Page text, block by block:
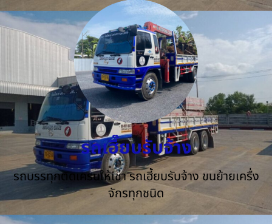
รถเฮี๊ยบรับจ้าง
รถบรรทุกติดเครนให้เช่า รถเฮี้ยบรับจ้าง ขนย้ายเครื่ง
จักรทุกชนิด